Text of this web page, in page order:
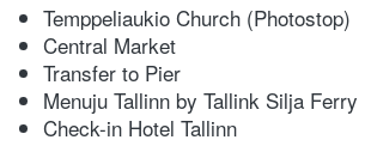
Temppeliaukio Church (Photostop)
Central Market
Transfer to Pier
Menuju Tallinn by Tallink Silja Ferry
Check-in Hotel Tallinn